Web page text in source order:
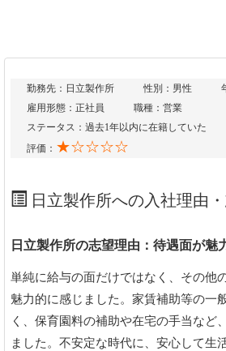
勤務先：日立製作所 性別：男性
雇用形態：正社員
職種：営業
ステータス：過去1年以内に在籍していた
評価： ★☆☆☆☆
日立製作所への入社理由
日立製作所の志望理由：待遇面が魅
単純に給与の面だけではなく、その他
魅力的に感じました。家賃補助等の一
く、保育園料の補助や在宅の手当など
ました。不安定な時代に、安心して生